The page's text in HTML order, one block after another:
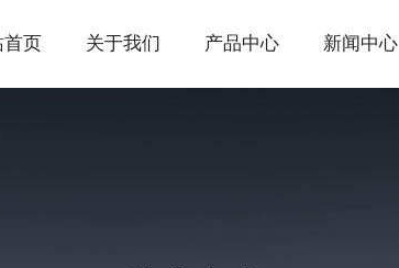
首页 关于我们 产品中心 新闻中心